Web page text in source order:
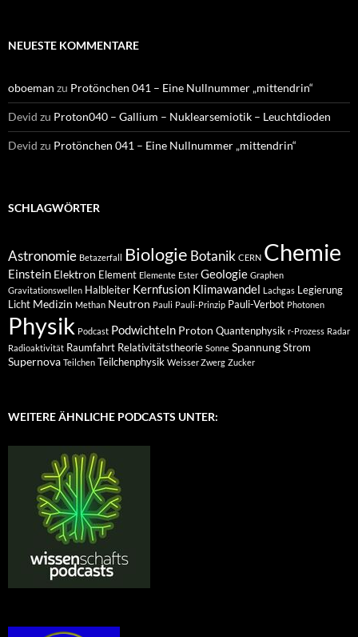
NEUESTE KOMMENTARE
oboeman zu Protönchen 041 – Eine Nullnummer „mittendrin“
Devid zu Proton040 – Gallium – Nuklearsemiotik – Leuchtdioden
Devid zu Protönchen 041 – Eine Nullnummer „mittendrin“
SCHLAGWÖRTER
Astronomie Betazerfall Biologie Botanik CERN Chemie
Einstein Elektron Element Elemente Ester Geologie Graphen
Gravitationswellen Halbleiter Kernfusion Klimawandel Lachgas Legierung
Licht Medizin Methan Neutron Pauli Pauli-Prinzip Pauli-Verbot Photonen
Physik Podcast Podwichteln Proton Quantenphysik r-Prozess Radar
Radioaktivität Raumfahrt Relativitätstheorie Sonne Spannung Strom
Supernova Teilchen Teilchenphysik Weisser Zwerg Zucker
WEITERE ÄHNLICHE PODCASTS UNTER: